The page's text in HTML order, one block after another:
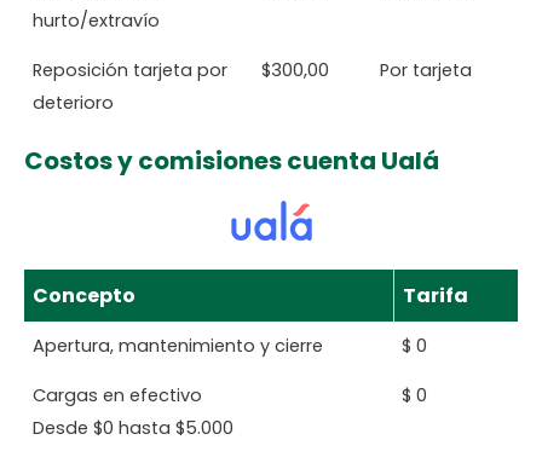
hurto/extravío
Reposición tarjeta por
deterioro
$300,00 Por tarjeta
Costos y comisiones cuenta Ualá
Concepto Tarifa
Apertura, mantenimiento y cierre $ 0
Cargas en efectivo
Desde $0 hasta $5.000
$ 0